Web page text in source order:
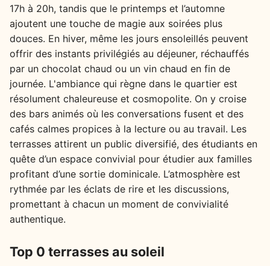
17h à 20h, tandis que le printemps et l’automne
ajoutent une touche de magie aux soirées plus
douces. En hiver, même les jours ensoleillés peuvent
offrir des instants privilégiés au déjeuner, réchauffés
par un chocolat chaud ou un vin chaud en fin de
journée. L'ambiance qui règne dans le quartier est
résolument chaleureuse et cosmopolite. On y croise
des bars animés où les conversations fusent et des
cafés calmes propices à la lecture ou au travail. Les
terrasses attirent un public diversifié, des étudiants en
quête d’un espace convivial pour étudier aux familles
profitant d’une sortie dominicale. L’atmosphère est
rythmée par les éclats de rire et les discussions,
promettant à chacun un moment de convivialité
authentique.
Top 0 terrasses au soleil